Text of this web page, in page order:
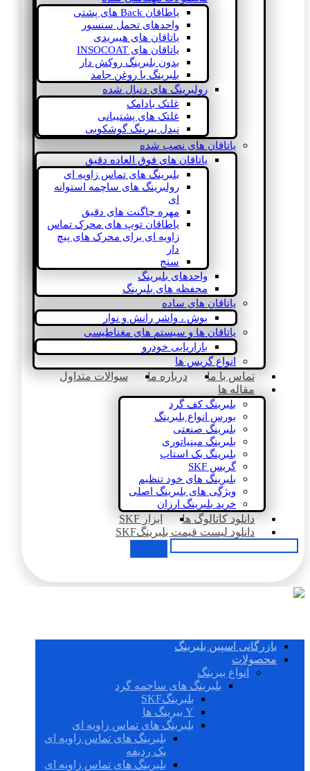
یاطاقان Back های پشتی
واحدهای تحمل سنسور
یاتاقان های هیبریدی
یاتاقان های INSOCOAT
بدون بلبرینگ روکش دار
بلبرینگ با روغن جامد
رولبرینگ های دنبال شده
غلتک بادامک
غلتک های پشتیبانی
نیدل بیرینگ گوشکوبی
یاتاقان های نصب شده
یاتاقان های فوق العاده دقیق
بلبرینگ های تماس زاویه ای
رولبرینگ های ساچمه استوانه
ای
مهره چاگنت های دقیق
یاطاقان توپ های محرک تماس
زاویه ای برای محرک های پیچ
دار
سنج
واحدهای بلبرینگ
محفظه های بلبرینگ
یاتاقان های ساده
بوش ، واشر رانش و نوار
یاتاقان ها و سیستم های مغناطیسی
بازاریابی خودرو
انواع گریس ها
تماس با ما درباره ما
سوالات متداول
مقاله ها
بلبرینگ کف گرد
بورس انواع بلبرینگ
بلبرینگ صنعتی
بلبرینگ مینیاتوری
بلبرینگ بک استاپ
گریس SKF
بلبرینگ های خود تنظیم
ویژگی های بلبرینگ اصلی
خرید بلبرینگ ارزان
دانلود کاتالوگ ها
ابزار SKF
دانلود لیست قیمت بلبرینگSKF
بازرگانی اسپین بلبرینگ
محصولات
انواع بیرینگ
بلبرینگ های ساچمه گرد
بلبرینگSKF
Y بیرینگ ها
بلبرینگ های تماس زاویه ای
بلبرینگ های تماس زاویه ای
یک ردیفه
بلبرینگ های تماس زاویه ای